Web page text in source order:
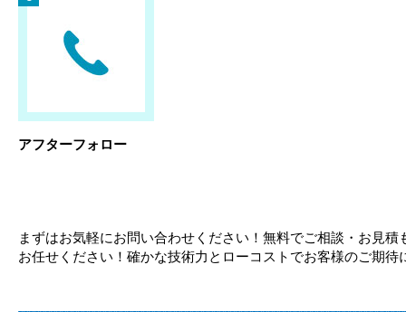
アフターフォロー
まずはお気軽にお問い合わせください！無料でご相談・お見
お任せください！確かな技術力とローコストでお客様のご期待